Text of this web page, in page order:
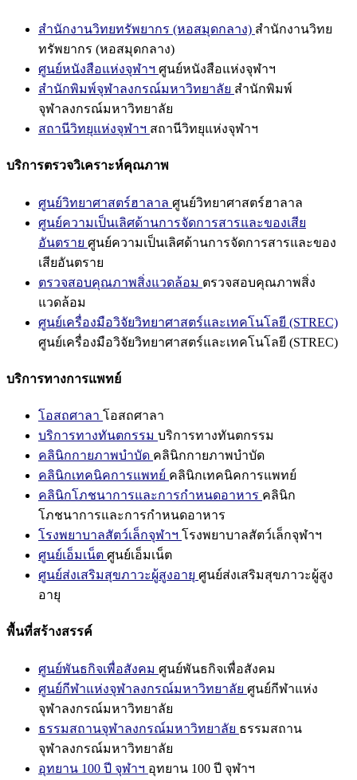
สำนักงานวิทยทรัพยากร (หอสมุดกลาง) สำนักงานวิทย
ทรัพยากร (หอสมุดกลาง)
ศูนย์หนังสือแห่งจุฬาฯ ศูนย์หนังสือแห่งจุฬาฯ
สำนักพิมพ์จุฬาลงกรณ์มหาวิทยาลัย สำนักพิมพ์
จุฬาลงกรณ์มหาวิทยาลัย
สถานีวิทยุแห่งจุฬาฯ สถานีวิทยุแห่งจุฬาฯ
บริการตรวจวิเคราะห์คุณภาพ
ศูนย์วิทยาศาสตร์ฮาลาล ศูนย์วิทยาศาสตร์ฮาลาล
ศูนย์ความเป็นเลิศด้านการจัดการสารและของเสีย
อันตราย ศูนย์ความเป็นเลิศด้านการจัดการสารและของ
เสียอันตราย
ตรวจสอบคุณภาพสิ่งแวดล้อม ตรวจสอบคุณภาพสิ่ง
แวดล้อม
ศูนย์เครื่องมือวิจัยวิทยาศาสตร์และเทคโนโลยี (STREC)
ศูนย์เครื่องมือวิจัยวิทยาศาสตร์และเทคโนโลยี (STREC)
บริการทางการแพทย์
โอสถศาลา โอสถศาลา
บริการทางทันตกรรม บริการทางทันตกรรม
คลินิกกายภาพบำบัด คลินิกกายภาพบำบัด
คลินิกเทคนิคการแพทย์ คลินิกเทคนิคการแพทย์
คลินิกโภชนาการและการกำหนดอาหาร คลินิก
โภชนาการและการกำหนดอาหาร
โรงพยาบาลสัตว์เล็กจุฬาฯ โรงพยาบาลสัตว์เล็กจุฬาฯ
ศูนย์เอ็มเน็ต ศูนย์เอ็มเน็ต
ศูนย์ส่งเสริมสุขภาวะผู้สูงอายุ ศูนย์ส่งเสริมสุขภาวะผู้สูง
อายุ
พื้นที่สร้างสรรค์
ศูนย์พันธกิจเพื่อสังคม ศูนย์พันธกิจเพื่อสังคม
ศูนย์กีฬาแห่งจุฬาลงกรณ์มหาวิทยาลัย ศูนย์กีฬาแห่ง
จุฬาลงกรณ์มหาวิทยาลัย
ธรรมสถานจุฬาลงกรณ์มหาวิทยาลัย ธรรมสถาน
จุฬาลงกรณ์มหาวิทยาลัย
อุทยาน 100 ปี จุฬาฯ อุทยาน 100 ปี จุฬาฯ